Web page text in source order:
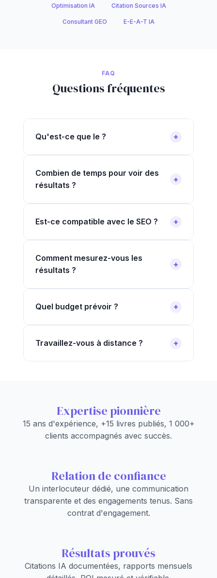
Optimisation IA Citation Sources IA
Consultant GEO E-E-A-T IA
FAQ
Questions fréquentes
Qu'est-ce que le ?
Combien de temps pour voir des
résultats ?
Est-ce compatible avec le SEO ?
Comment mesurez-vous les
résultats ?
Quel budget prévoir ?
Travaillez-vous à distance ?
Expertise pionnière
15 ans d'expérience, +15 livres publiés, 1 000+
clients accompagnés avec succès.
Relation de confiance
Un interlocuteur dédié, une communication
transparente et des engagements tenus. Sans
contrat d'engagement.
Résultats prouvés
Citations IA documentées, rapports mensuels